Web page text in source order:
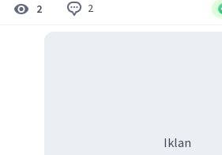
2 2
Iklan